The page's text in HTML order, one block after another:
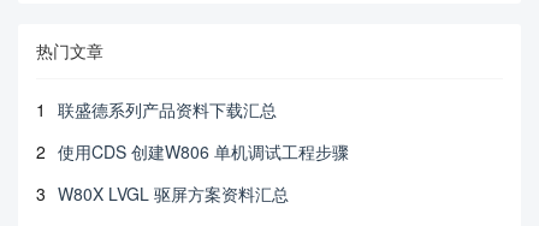
热门文章
1
联盛德系列产品资料下载汇总
2 使用CDS 创建W806 单机调试工程步骤
3 W80X LVGL 驱屏方案资料汇总